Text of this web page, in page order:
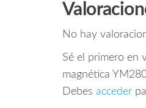
No hay
Sé el primero en
magnética
Debes acceder